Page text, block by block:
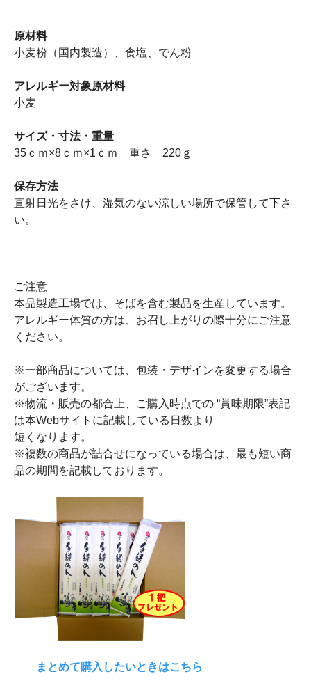
原材料
小麦粉（国内製造）、食塩、でん粉
アレルギー対象原材料
小麦
サイズ・寸法・重量
35ｃｍ×8ｃｍ×1ｃｍ 重さ 220ｇ
保存方法
直射日光をさけ、湿気のない涼しい場所で保管して下さ
い。
ご注意
本品製造工場では、そばを含む製品を生産しています。
アレルギー体質の方は、お召し上がりの際十分にご注意
ください。
※一部商品については、包装・デザインを変更する場合
がございます。
※物流・販売の都合上、ご購入時点での “賞味期限”表記
は本Webサイトに記載している日数より
短くなります。
※複数の商品が詰合せになっている場合は、最も短い商
品の期間を記載しております。
まとめて購入したいときはこちら